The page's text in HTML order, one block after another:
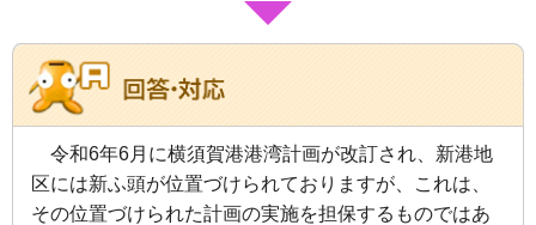
令和6年6月に横須賀港港湾計画が改訂され、新港地
区には新ふ頭が位置づけられておりますが、これは、
その位置づけられた計画の実施を担保するものではあ